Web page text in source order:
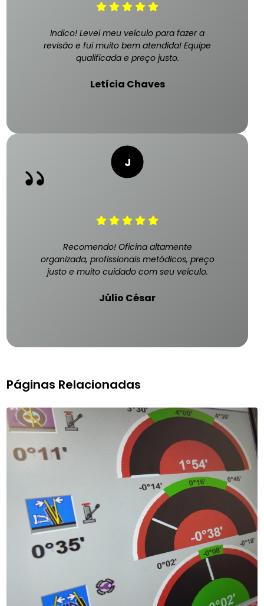
Indico! Levei meu veículo para fazer a
revisão e fui muito bem atendida! Equipe
qualificada e preço justo.
Letícia Chaves
Recomendo! Oficina altamente
organizada, profissionais metódicos, preço
justo e muito cuidado com seu veículo.
Júlio César
Páginas Relacionadas